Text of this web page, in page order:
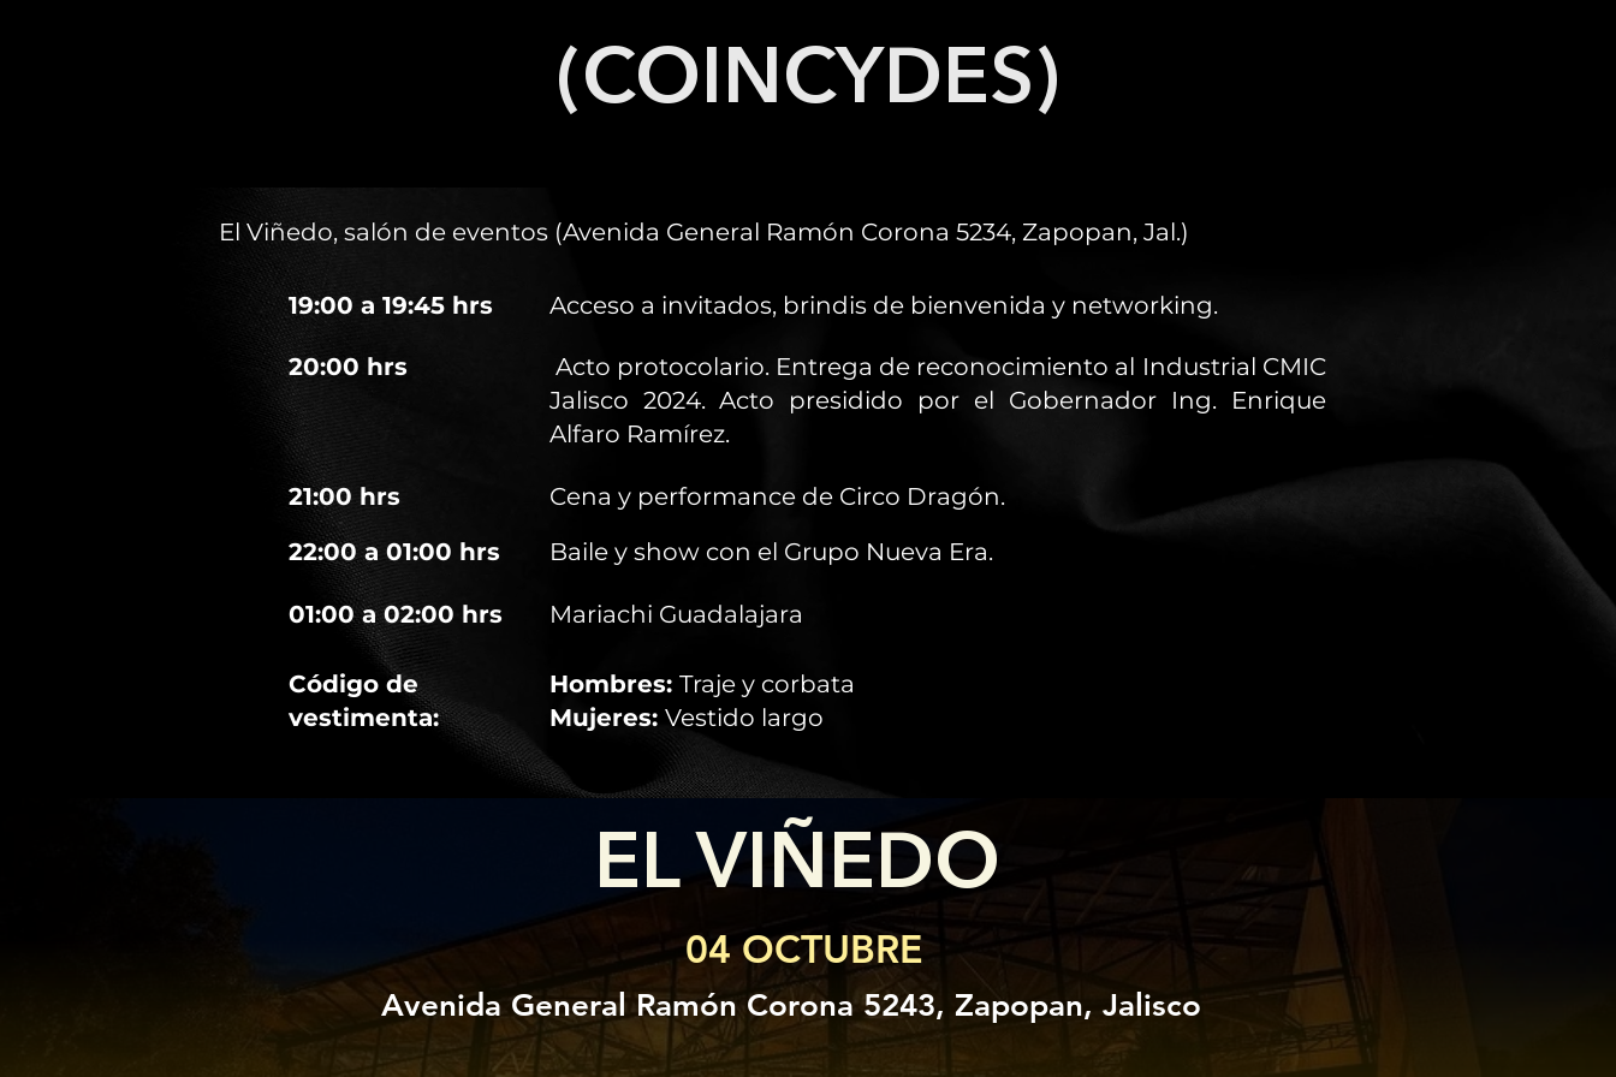
(COINCYDES)
El Viñedo, salón de eventos (Avenida General Ramón Corona 5234, Zapopan, Jal.)
19:00 a 19:45 hrs Acceso a invitados, brindis de bienvenida y networking.
20:00 hrs
Acto protocolario. Entrega de reconocimiento al Industrial CMIC
Jalisco 2024. Acto presidido por el Gobernador Ing. Enrique
Alfaro Ramírez.
21:00 hrs
Cena y performance de Circo Dragón.
22:00 a 01:00 hrs
Baile y show con el Grupo Nueva Era.
01:00 a 02:00 hrs Mariachi Guadalajara
Código de
vestimenta:
Hombres: Traje y corbata
Mujeres: Vestido largo
EL VIÑEDO
04 OCTUBRE
Avenida General Ramón Corona 5243, Zapopan, Jalisco